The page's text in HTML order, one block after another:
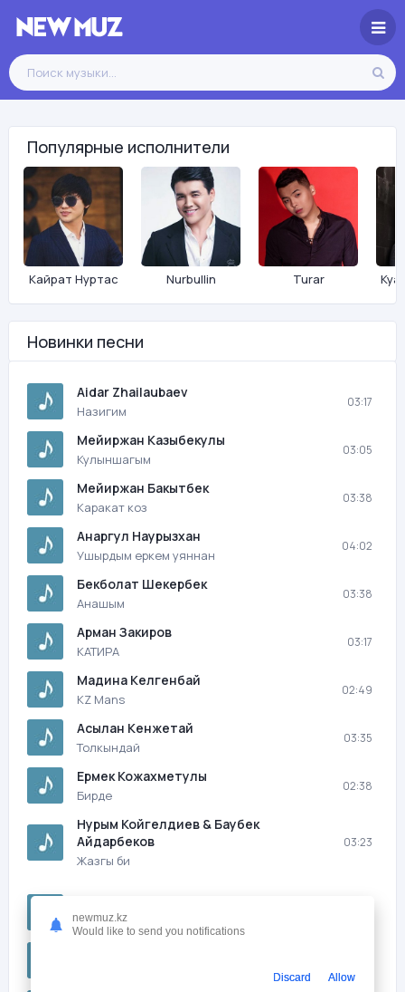
Популярные исполнители
Кайрат Нуртас Nurbullin Turar
Новинки песни
Aidar Zhailaubaev
Назигим
03:17
Мейиржан Казыбекулы
Кулыншагым
03:05
Мейиржан Бакытбек
Каракат коз
03:38
Анаргул Наурызхан
Ушырдым еркем уяннан
04:02
Бекболат Шекербек
Анашым
03:38
Арман Закиров
КАТИРА
03:17
Мадина Келгенбай
KZ Mans
02:49
Асылан Кенжетай
Толкындай
03:35
Ермек Кожахметулы
Бирде
02:38
Нурым Койгелдиев & Баубек
Айдарбеков
Жазгы би
03:23
Омир сур жай гана
newmuz.kz
Would like to send you notifications
Discard Allow